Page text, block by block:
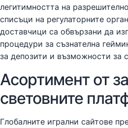
легитимността на
списъци на регулаторните
доставчици са обвързани да
процедури за съзнателна
за депозити и възможности за
Асортимент от
световните
Глобалните игрални сайтове